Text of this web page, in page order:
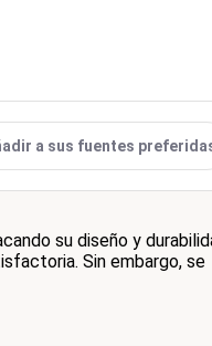
a sus fuentes
su diseño y
Sin embargo, se